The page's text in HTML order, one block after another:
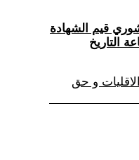
قيم الشهادة
التاريخ
و حق